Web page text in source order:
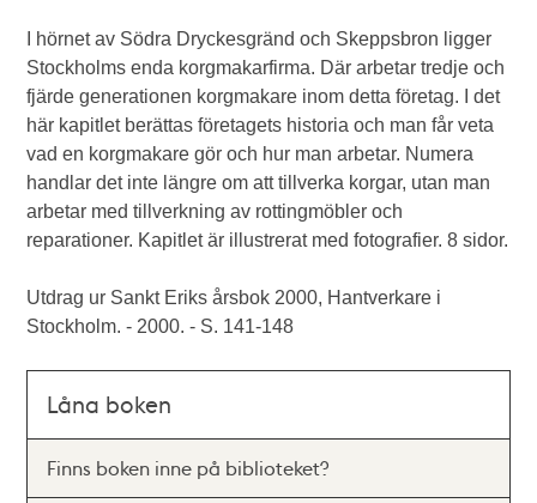
I hörnet av Södra Dryckesgränd och Skeppsbron ligger
Stockholms enda korgmakarfirma. Där arbetar tredje och
fjärde generationen korgmakare inom detta företag. I det
här kapitlet berättas företagets historia och man får veta
vad en korgmakare gör och hur man arbetar. Numera
handlar det inte längre om att tillverka korgar, utan man
arbetar med tillverkning av rottingmöbler och
reparationer. Kapitlet är illustrerat med fotografier. 8 sidor.
Utdrag ur Sankt Eriks årsbok 2000, Hantverkare i
Stockholm. - 2000. - S. 141-148
Låna boken
Finns boken inne på biblioteket?